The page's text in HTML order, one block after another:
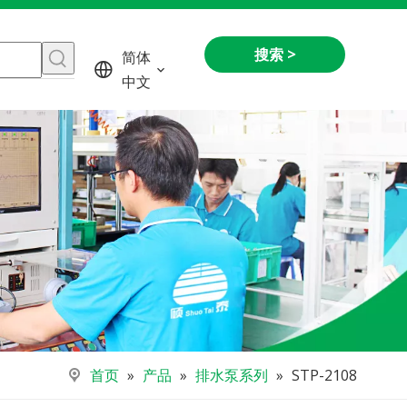
简体
中文
搜索 >
首页 » 产品 » 排水泵系列 » STP-2108